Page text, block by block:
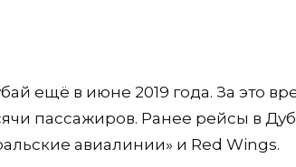
ещё в июне 2019 года. За это
пассажиров. Ранее рейсы в
авиалинии» и Red Wings.